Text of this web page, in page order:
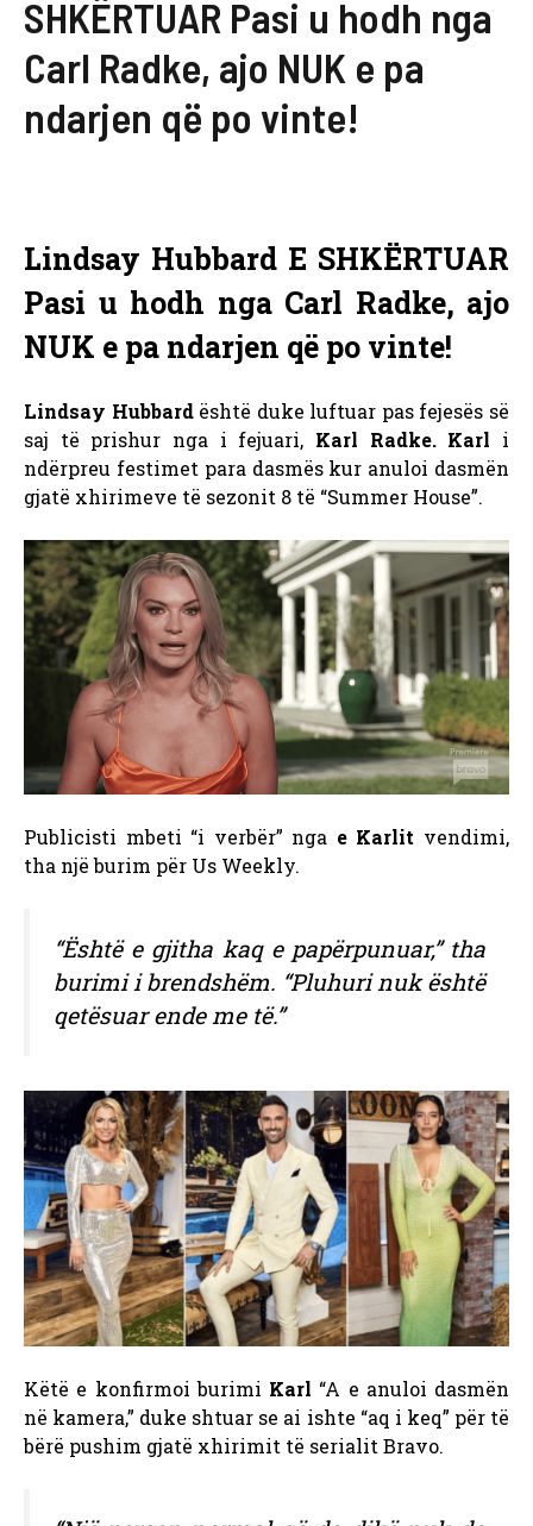
SHKËRTUAR Pasi u hodh nga
Carl Radke, ajo NUK e pa
ndarjen që po vinte!
Lindsay Hubbard E SHKËRTUAR
Pasi u hodh nga Carl Radke, ajo
NUK e pa ndarjen që po vinte!
Lindsay Hubbardështë duke luftuar pas fejesës së
saj të prishur nga i fejuari, Karl Radke. Karl i
ndërpreu festimet para dasmës kur anuloi dasmën
gjatë xhirimeve të sezonit 8 të “Summer House”.
Publicisti mbeti “i verbër” nga e Karlit vendimi,
tha një burim për Us Weekly.
“Është e gjitha kaq e papërpunuar,” tha
burimi i brendshëm. “Pluhuri nuk është
qetësuar ende me të.”
Këtë e konfirmoi burimi Karl “A e anuloi dasmën
në kamera,” duke shtuar se ai ishte “aq i keq” për të
bërë pushim gjatë xhirimit të serialit Bravo.